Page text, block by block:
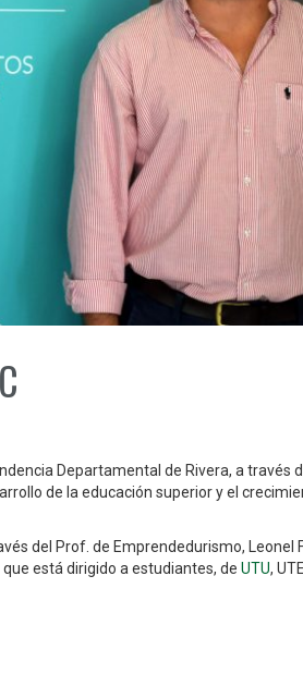
Departamental de Rivera, a través
de la educación superior y el
del Prof. de Emprendedurismo, Leonel
está dirigido a estudiantes, de UTU,